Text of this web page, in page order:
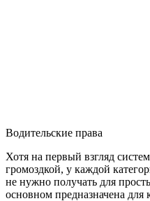
Водительские права
Хотя на первый взгляд
громоздкой, у каждой
не нужно получать для
основном предназначена для